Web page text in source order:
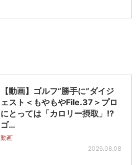
【動画】ゴルフ“勝手に”ダイジ
ェスト＜もやもやFile.37＞プロ
にとっては「カロリー摂取」!?
ゴ…
動画
2026.08.08